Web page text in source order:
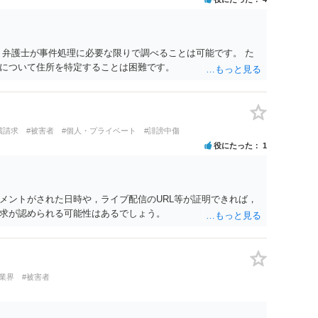
護士が事件処理に必要な限りで調べることは可能です。 た
ついて住所を特定することは困難です。
請求 #被害者 #個人・プライベート
#誹謗中傷
役にたった
1
ントがされた日時や，ライブ配信のURL等が証明できれば，
が認められる可能性はあるでしょう。
界 #被害者